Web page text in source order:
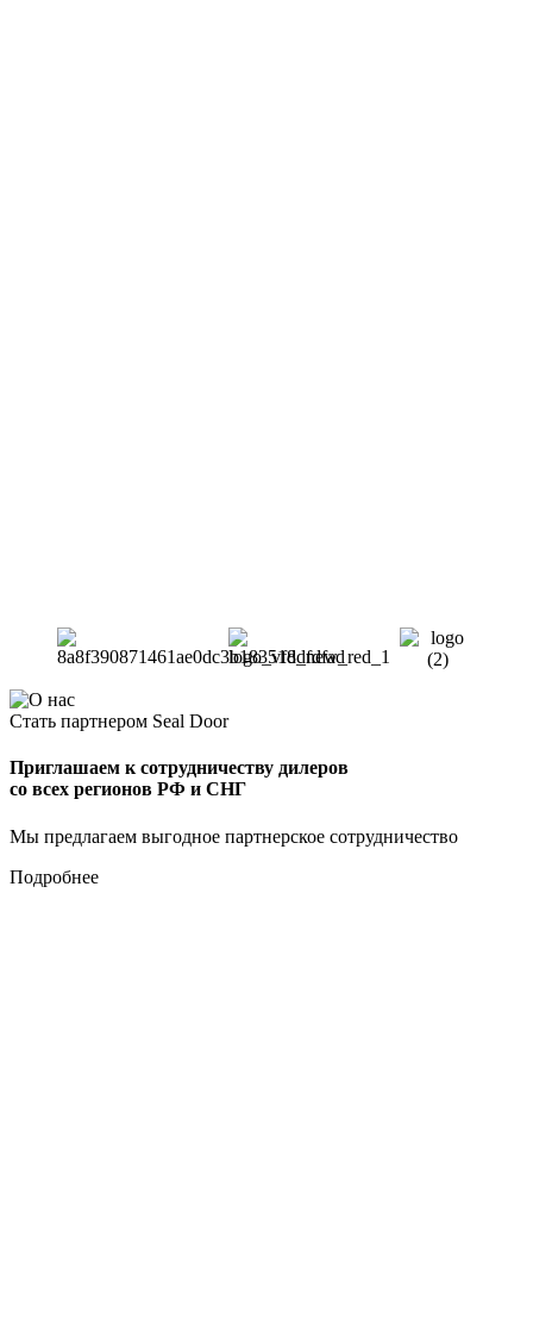
Стать партнером Seal Door
Приглашаем к сотрудничеству дилеров
со всех регионов РФ и СНГ
Мы предлагаем выгодное партнерское сотрудничество
Подробнее